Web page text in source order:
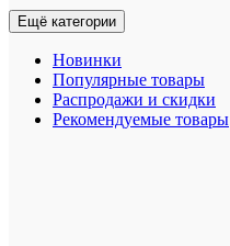
Ещё категории
Новинки
Популярные товары
Распродажи и скидки
Рекомендуемые товары